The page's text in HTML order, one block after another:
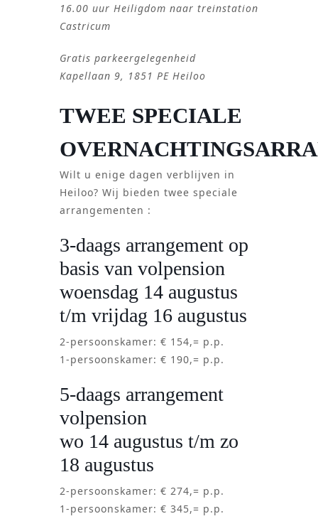
16.00 uur Heiligdom naar treinstation
Castricum
Gratis parkeergelegenheid
Kapellaan 9, 1851 PE Heiloo
TWEE SPECIALE
Wilt u enige dagen verblijven in
Heiloo? Wij bieden twee speciale
arrangementen :
3-daags arrangement op
basis van volpension
woensdag 14 augustus
t/m vrijdag 16 augustus
2-persoonskamer: € 154,= p.p.
1-persoonskamer: € 190,= p.p.
5-daags arrangement
volpension
wo 14 augustus t/m zo
18 augustus
2-persoonskamer: € 274,= p.p.
1-persoonskamer: € 345,= p.p.